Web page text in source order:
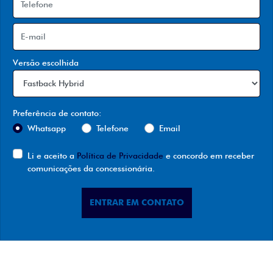
Versão escolhida
Preferência de contato:
Whatsapp
Telefone Email
Li e aceito a Política de Privacidade e concordo em receber
comunicações da concessionária.
ENTRAR EM CONTATO